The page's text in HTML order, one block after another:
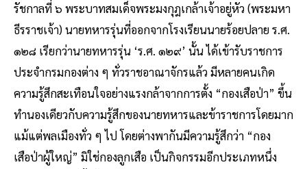
รัชกาลที่ ๖ พระบาทสมเด็จพระมงกุฎเกล้าเจ้าอยู่หัว (พระมหา
ธีรราชเจ้า) นายทหารรุ่นที่ออกจากโรงเรียนนายร้อยปลาย ร.ศ.
๑๒๘ เรียกว่านายทหารรุ่น ‘ร.ศ. ๑๒๙’ นั้น ได้เข้ารับราชการ
ประจำกรมกองต่าง ๆ ทั่วราชอาณาจักรแล้ว มีหลายคนเกิด
ความรู้สึกสะเทือนใจอย่างแรงกล้าจากการตั้ง “กองเสือป่า” ขึ้น
ทำนองเดียวกับความรู้สึกของนายทหารและข้าราชการโดยมาก
แม้แต่พลเมืองทั่ว ๆ ไป โดยต่างพากันมีความรู้สึกว่า “กอง
เสือป่าผู้ใหญ่” มิใช่กองลูกเสือ เป็นกิจกรรมอีกประเภทหนึ่ง